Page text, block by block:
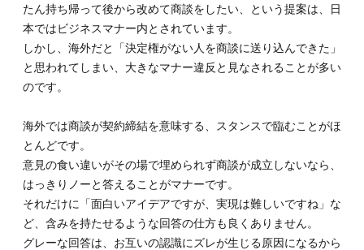
たん持ち帰って後から改めて商談をしたい、という提案は、日
本ではビジネスマナー内とされています。
しかし、海外だと「決定権がない人を商談に送り込んできた」
と思われてしまい、大きなマナー違反と見なされることが多い
のです。
海外では商談が契約締結を意味する、スタンスで臨むことがほ
とんどです。
意見の食い違いがその場で埋められず商談が成立しないなら、
はっきりノーと答えることがマナーです。
それだけに「面白いアイデアですが、実現は難しいですね」な
ど、含みを持たせるような回答の仕方も良くありません。
グレーな回答は、お互いの認識にズレが生じる原因になるから